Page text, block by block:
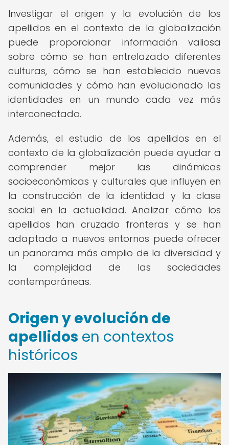
Investigar el origen y la evolución de los
apellidos en el contexto de la globalización
puede proporcionar información valiosa
sobre cómo se han entrelazado diferentes
culturas, cómo se han establecido nuevas
comunidades y cómo han evolucionado las
identidades en un mundo cada vez más
interconectado.
Además, el estudio de los apellidos en el
contexto de la globalización puede ayudar a
comprender mejor las dinámicas
socioeconómicas y culturales que influyen en
la construcción de la identidad y la clase
social en la actualidad. Analizar cómo los
apellidos han cruzado fronteras y se han
adaptado a nuevos entornos puede ofrecer
un panorama más amplio de la diversidad y
la complejidad de las sociedades
contemporáneas.
Origen y evolución de
apellidos en contextos
históricos